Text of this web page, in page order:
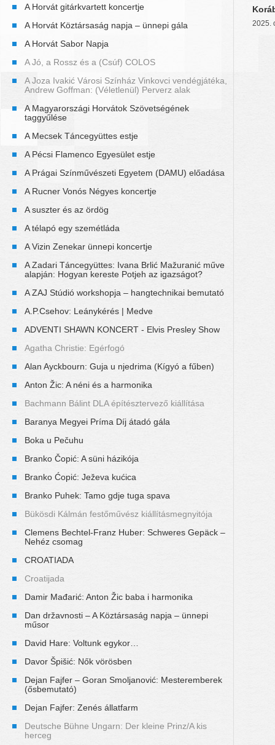
A Horvát gitárkvartett koncertje
A Horvát Köztársaság napja – ünnepi gála
A Horvát Sabor Napja
A Jó, a Rossz és a (Csúf) COLOS
A Joza Ivakić Városi Színház Vinkovci vendégjátéka,
Andrew Goffman: (Véletlenül) Perverz alak
A Magyarországi Horvátok Szövetségének
taggyűlése
A Mecsek Táncegyüttes estje
A Pécsi Flamenco Egyesület estje
A Prágai Színművészeti Egyetem (DAMU) előadása
A Rucner Vonós Négyes koncertje
A suszter és az ördög
A télapó egy szemétláda
A Vizin Zenekar ünnepi koncertje
A Zadari Táncegyüttes: Ivana Brlić Mažuranić műve
alapján: Hogyan kereste Potjeh az igazságot?
A ZAJ Stúdió workshopja – hangtechnikai bemutató
A.P.Csehov: Leánykérés | Medve
ADVENTI SHAWN KONCERT - Elvis Presley Show
Agatha Christie: Egérfogó
Alan Ayckbourn: Guja u njedrima (Kígyó a fűben)
Anton Žic: A néni és a harmonika
Bachmann Bálint DLA építésztervező kiállítása
Baranya Megyei Príma Díj átadó gála
Boka u Pečuhu
Branko Čopić: A süni házikója
Branko Ćopić: Ježeva kućica
Branko Puhek: Tamo gdje tuga spava
Bükösdi Kálmán festőművész kiállításmegnyitója
Clemens Bechtel-Franz Huber: Schweres Gepäck –
Nehéz csomag
CROATIADA
Croatijada
Damir Mađarić: Anton Žic baba i harmonika
Dan državnosti – A Köztársaság napja – ünnepi
műsor
David Hare: Voltunk egykor…
Davor Špišić: Nők vörösben
Dejan Fajfer – Goran Smoljanović: Mesteremberek
(ősbemutató)
Dejan Fajfer: Zenés állatfarm
Deutsche Bühne Ungarn: Der kleine Prinz/A kis
herceg
2025.